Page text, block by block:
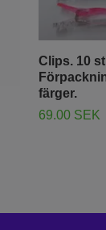
Clips. 10
färger.
69.00 SEK